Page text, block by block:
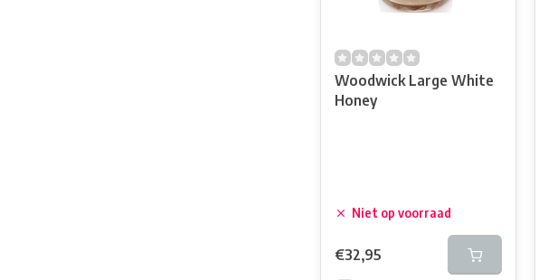
Woodwick Large White
Honey
Niet op voorraad
€32,95